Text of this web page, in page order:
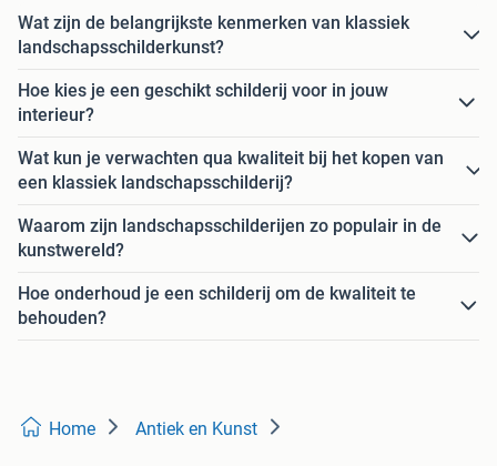
Wat zijn de belangrijkste kenmerken van klassiek
landschapsschilderkunst?
Hoe kies je een geschikt schilderij voor in jouw
interieur?
Wat kun je verwachten qua kwaliteit bij het kopen van
een klassiek landschapsschilderij?
Waarom zijn landschapsschilderijen zo populair in de
kunstwereld?
Hoe onderhoud je een schilderij om de kwaliteit te
behouden?
Home Antiek en Kunst